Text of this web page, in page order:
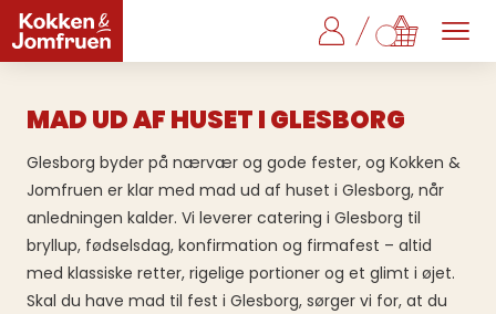
MAD UD AF HUSET I GLESBORG
Glesborg byder på nærvær og gode fester, og Kokken &
Jomfruen er klar med mad ud af huset i Glesborg, når
anledningen kalder. Vi leverer catering i Glesborg til
bryllup, fødselsdag, konfirmation og firmafest – altid
med klassiske retter, rigelige portioner og et glimt i øjet.
Skal du have mad til fest i Glesborg, sørger vi for, at du